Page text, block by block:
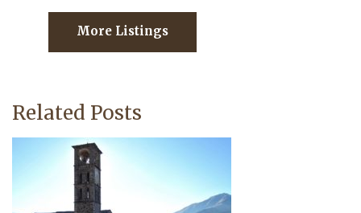
More Listings
Related Posts